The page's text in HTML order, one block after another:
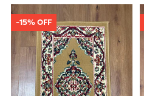
-15% OFF